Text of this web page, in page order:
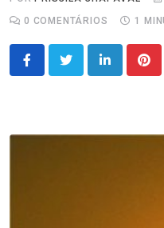
0 COMENTÁRIOS 1
LinkedIn